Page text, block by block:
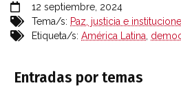
12 septiembre, 2024
Tema/s: Paz, justicia e
Etiqueta/s: América Latina
Entradas por temas